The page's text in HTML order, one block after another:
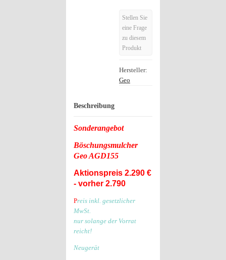
Stellen Sie
eine Frage
zu diesem
Produkt
Hersteller:
Geo
Beschreibung
Sonderangebot
Böschungsmulcher
Geo AGD155
Aktionspreis 2.290 €
- vorher 2.790
Preis inkl. gesetzlicher
MwSt.
nur solange der Vorrat
reicht!
Neugerät